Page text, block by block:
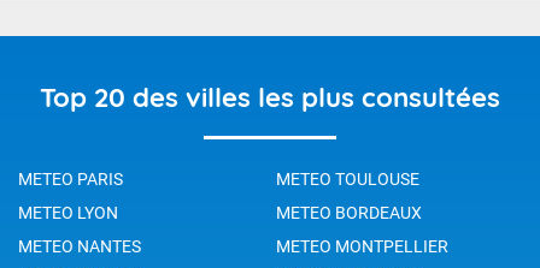
Top 20 des villes les plus consultées
METEO PARIS
METEO TOULOUSE
METEO LYON
METEO BORDEAUX
METEO NANTES
METEO MONTPELLIER